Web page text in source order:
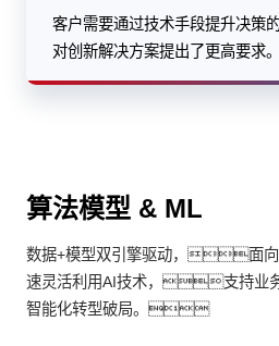
客户需要通过技术手段提升决
对创新解决方案提出了更高要
算法模型 & ML
数据+模型双引擎驱动，面
速灵活利用AI技术，支持
智能化转型破局。